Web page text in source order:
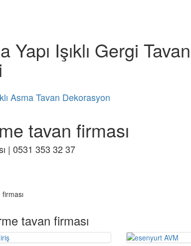
Yapı Işıklı Gergi Tavan
tavan firması
| 0531 353 32 37
tavan firması